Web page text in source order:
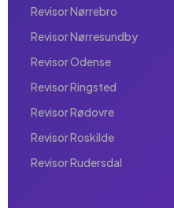
Revisor Nørrebro
Revisor Nørresundby
Revisor Odense
Revisor Ringsted
Revisor Rødovre
Revisor Roskilde
Revisor Rudersdal